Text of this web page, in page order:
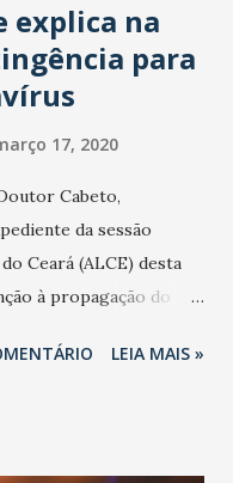
explica na
para
17, 2020
Cabeto,
da sessão
Ceará (ALCE) desta
à propagação do
contenção daLEIA MAIS »